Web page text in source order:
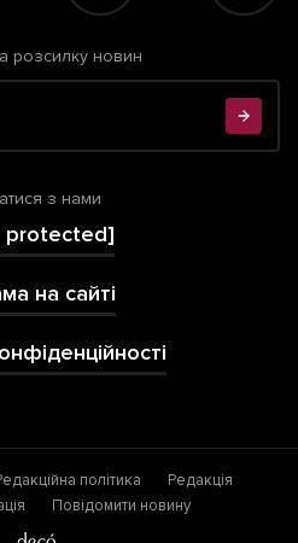
розсилку новин
з нами
protected]
на сайті
політика
Редакція
Повідомити новину